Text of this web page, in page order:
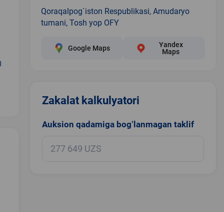
Qoraqalpog`iston Respublikasi, Amudaryo
tumani, Tosh yop OFY
Google Maps
Yandex
Maps
Zakalat kalkulyatori
Auksion qadamiga bog‘lanmagan taklif